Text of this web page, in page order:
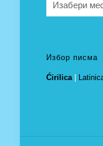
Избор писма
Ćirilica|